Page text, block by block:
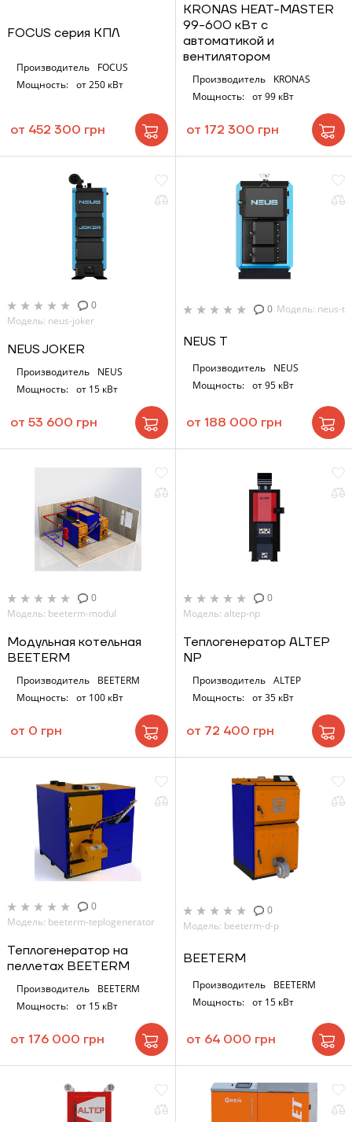
FOCUS серия КПЛ
Производитель
FOCUS
Мощность: от 250 кВт
от 452 300 грн
KRONAS HEAT-MASTER
99-600 кВт с
автоматикой и
вентилятором
Производитель
KRONAS
Мощность: от 99 кВт
от 172 300 грн
0
Модель: neus-joker
NEUS JOKER
Производитель
NEUS
Мощность: от 15 кВт
от 53 600 грн
0 Модель: neus-t
NEUS Т
Производитель
NEUS
Мощность: от 95 кВт
от 188 000 грн
0
Модель: beeterm-modul
Модульная котельная
BEETERM
Производитель
BEETERM
Мощность: от 100 кВт
от 0 грн
0
Модель: altep-np
Теплогенератор ALTEP
NP
Производитель ALTEP
Мощность: от 35 кВт
от 72 400 грн
0
Модель: beeterm-teplogenerator
Теплогенератор на
пеллетах BEETERM
Производитель
BEETERM
Мощность: от 15 кВт
от 176 000 грн
0
Модель: beeterm-d-p
BEETERM
Производитель
BEETERM
Мощность: от 15 кВт
от 64 000 грн